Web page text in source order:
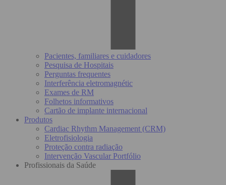
Pacientes, familiares e cuidadores
Pesquisa de Hospitais
Perguntas frequentes
Interferência eletromagnétic
Exames de RM
Folhetos informativos
Cartão de implante internacional
Produtos
Cardiac Rhythm Management (CRM)
Eletrofisiologia
Proteção contra radiação
Intervenção Vascular Portfólio
Profissionais da Saúde